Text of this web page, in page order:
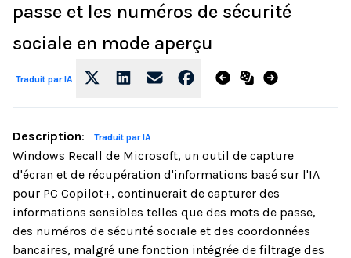
passe et les numéros de sécurité
sociale en mode aperçu
Traduit par IA
Description: Traduit par IA
Windows Recall de Microsoft, un outil de capture
d'écran et de récupération d'informations basé sur l'IA
pour PC Copilot+, continuerait de capturer des
informations sensibles telles que des mots de passe,
des numéros de sécurité sociale et des coordonnées
bancaires, malgré une fonction intégrée de filtrage des